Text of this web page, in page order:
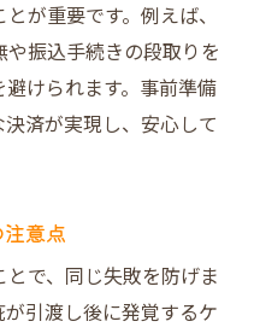
が重要です。例えば、
振込手続きの段取りを
けられます。事前準備
済が実現し、安心して
意点
で、同じ失敗を防げま
引渡し後に発覚するケ